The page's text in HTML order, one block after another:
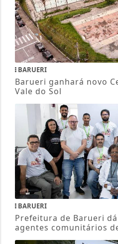
BARUERI
Barueri ganhará novo
Vale do Sol
BARUERI
Prefeitura de Barueri
agentes comunitários